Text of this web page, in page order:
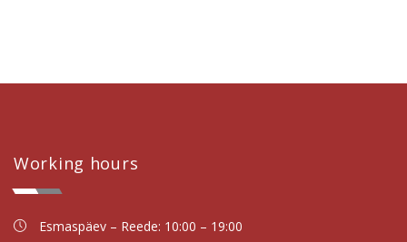
Working hours
Esmaspäev – Reede: 10:00 – 19:00